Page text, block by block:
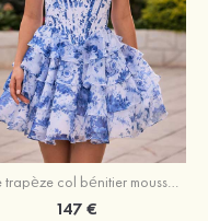
Robe trapèze col bénitier mousseline courte/mini robe de fête de la rentrée avec appliqué
147 €